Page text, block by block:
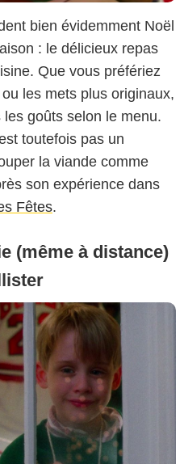
bien évidemment Noël
: le délicieux repas
Que vous préfériez
les mets plus originaux,
goûts selon le menu.
toutefois pas un
la viande comme
son expérience dans
Fêtes.
(même à distance)